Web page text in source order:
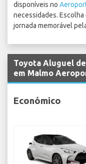
disponíveis no
necessidades.
jornada memorável
Toyota Aluguel
em Malmo
Económico